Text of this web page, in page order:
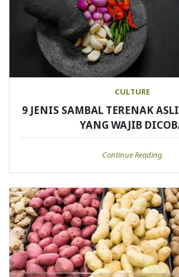
CULTURE
9 JENIS SAMBAL TERENAK
YANG WAJIB
Continue Reading